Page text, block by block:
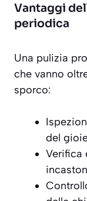
Vantaggi
periodica
Una pulizia
che vanno
sporco:
del
Verifica